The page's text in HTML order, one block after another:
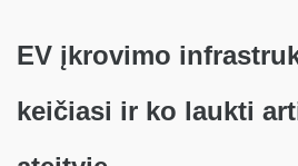
EV įkrovimo
keičiasi ir ko laukti